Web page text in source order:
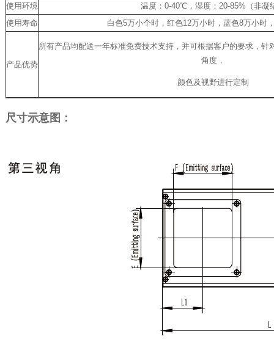
使用环境
温度：0-40℃，湿度：20-85%（非凝
使用寿命
白色5万小个时，红色12万小时，蓝色8万小时
产品优势
所有产品均配送一年标准免费技术支持，并可根据客户的要求，针
角度，
颜色及视野进行定制
尺寸示意图：